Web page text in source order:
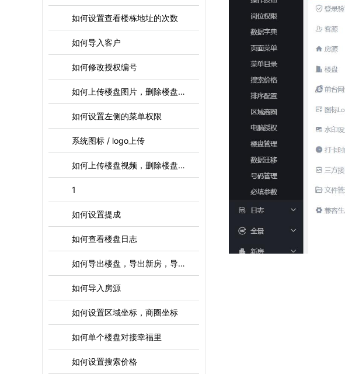
如何设置查看楼栋地址的次数
如何导入客户
如何修改授权编号
如何上传楼盘图片，删除楼盘图片，下载楼盘图片
如何设置左侧的菜单权限
系统图标 / logo上传
如何上传楼盘视频，删除楼盘视频
1
如何设置提成
如何查看楼盘日志
如何导出楼盘，导出新房，导出房源，导出客户等
如何导入房源
如何设置区域坐标，商圈坐标
如何单个楼盘对接幸福里
如何设置搜索价格